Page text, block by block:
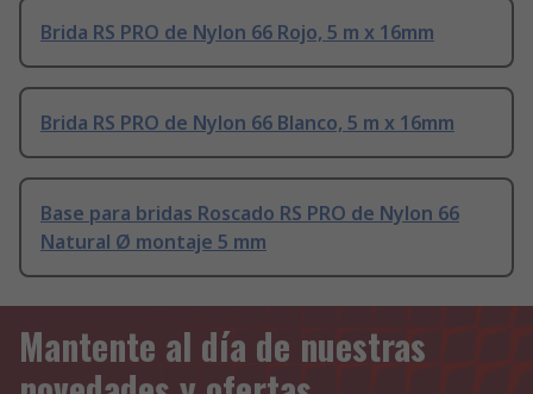
Brida RS PRO de Nylon 66 Rojo, 5 m x 16mm
Brida RS PRO de Nylon 66 Blanco, 5 m x 16mm
Base para bridas Roscado RS PRO de Nylon 66
Natural Ø montaje 5 mm
Mantente al día de nuestras